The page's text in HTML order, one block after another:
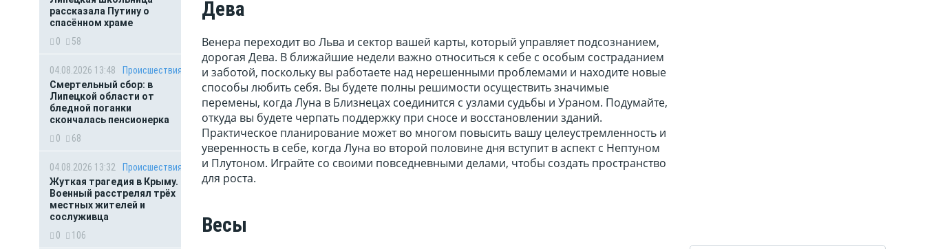
рассказала Путину о
спасённом храме
0
58
04.08.2026 13:48
Происшествия
Смертельный сбор: в
Липецкой области от
бледной поганки
скончалась пенсионерка
0
68
04.08.2026 13:32
Происшествия
Жуткая трагедия в Крыму.
Военный расстрелял трёх
местных жителей и
сослуживца
0
106
Дева
Венера переходит во Льва и сектор вашей карты, который управляет подсознанием,
дорогая Дева. В ближайшие недели важно относиться к себе с особым состраданием
и заботой, поскольку вы работаете над нерешенными проблемами и находите новые
способы любить себя. Вы будете полны решимости осуществить значимые
перемены, когда Луна в Близнецах соединится с узлами судьбы и Ураном. Подумайте,
откуда вы будете черпать поддержку при сносе и восстановлении зданий.
Практическое планирование может во многом повысить вашу целеустремленность и
уверенность в себе, когда Луна во второй половине дня вступит в аспект с Нептуном
и Плутоном. Играйте со своими повседневными делами, чтобы создать пространство
для роста.
Весы